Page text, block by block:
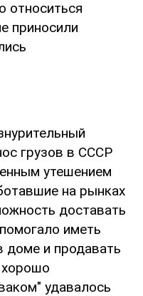
относиться
приносили
грузов в СССР
утешением
на рынках
доставать
иметь
и продавать
удавалось